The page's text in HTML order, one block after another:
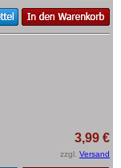
3,99 €
zzgl. Versand